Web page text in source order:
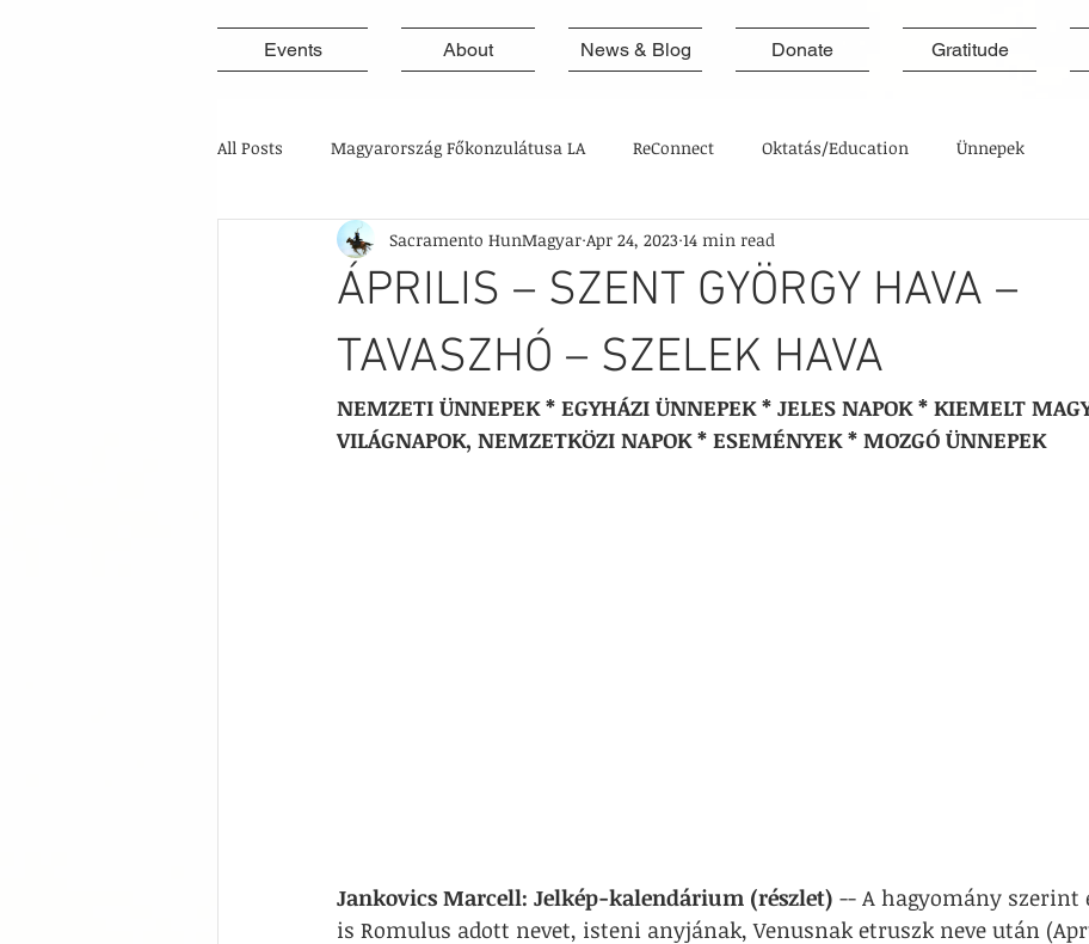
Events About News & Blog Donate Gratitude
All Posts Magyarország Főkonzulátusa LA ReConnect Oktatás/Education Ünnepek
ÁPRILIS – SZENT GYÖRGY HAVA –
TAVASZHÓ – SZELEK HAVA
Sacramento HunMagyar Apr 24, 2023 14 min read
NEMZETI ÜNNEPEK * EGYHÁZI ÜNNEPEK * JELES NAPOK * KIEMELT
VILÁGNAPOK, NEMZETKÖZI NAPOK * ESEMÉNYEK * MOZGÓ ÜNNEPEK
Jankovics Marcell: Jelkép-kalendárium (részlet) -- A hagyomány szerint
is Romulus adott nevet, isteni anyjának, Venusnak etruszk neve után